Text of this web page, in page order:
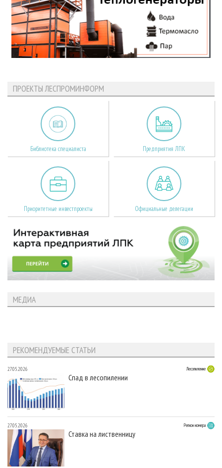
ПРОЕКТЫ ЛЕСПРОМИНФОРМ
Библиотека специалиста Предприятия ЛПК
Приоритетные инвестпроекты Официальные делегации
МЕДИА
РЕКОМЕНДУЕМЫЕ СТАТЬИ
27.05.2026 Лесопиление
Спад в лесопилении
27.05.2026 Регион номера
Ставка на лиственницу